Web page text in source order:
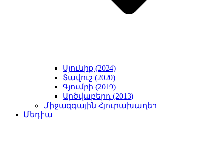
Սյունիք (2024)
Տավուշ (2020)
Գյումրի (2019)
Արծվաբերդ (2013)
Միջազգային Հյուրախաղեր
Մեդիա